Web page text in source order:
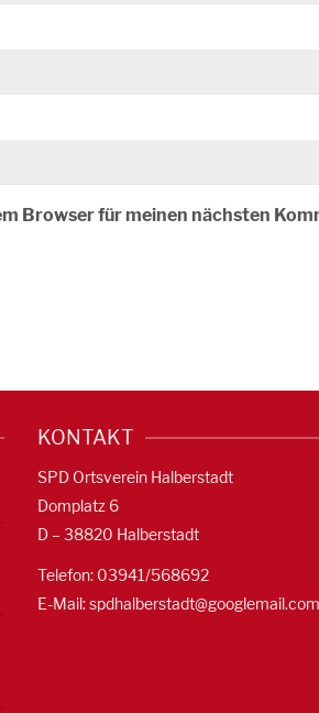
Browser für meinen nächsten
KONTAKT
SPD Ortsverein Halberstadt
Domplatz 6
D – 38820 Halberstadt
Telefon: 03941/568692
E-Mail:spdhalberstadt@googlemail.com